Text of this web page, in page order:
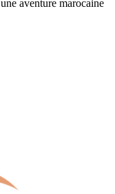
une aventure marocaine